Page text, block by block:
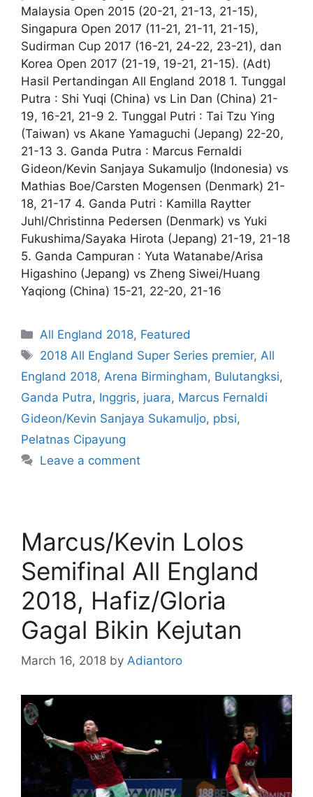
Malaysia Open 2015 (20-21, 21-13, 21-15),
Singapura Open 2017 (11-21, 21-11, 21-15),
Sudirman Cup 2017 (16-21, 24-22, 23-21), dan
Korea Open 2017 (21-19, 19-21, 21-15). (Adt)
Hasil Pertandingan All England 2018 1. Tunggal
Putra : Shi Yuqi (China) vs Lin Dan (China) 21-
19, 16-21, 21-9 2. Tunggal Putri : Tai Tzu Ying
(Taiwan) vs Akane Yamaguchi (Jepang) 22-20,
21-13 3. Ganda Putra : Marcus Fernaldi
Gideon/Kevin Sanjaya Sukamuljo (Indonesia) vs
Mathias Boe/Carsten Mogensen (Denmark) 21-
18, 21-17 4. Ganda Putri : Kamilla Raytter
Juhl/Christinna Pedersen (Denmark) vs Yuki
Fukushima/Sayaka Hirota (Jepang) 21-19, 21-18
5. Ganda Campuran : Yuta Watanabe/Arisa
Higashino (Jepang) vs Zheng Siwei/Huang
Yaqiong (China) 15-21, 22-20, 21-16
All England 2018, Featured
2018 All England Super Series premier, All
England 2018, Arena Birmingham, Bulutangksi,
Ganda Putra, Inggris, juara, Marcus Fernaldi
Gideon/Kevin Sanjaya Sukamuljo, pbsi,
Pelatnas Cipayung
Leave a comment
Marcus/Kevin Lolos
Semifinal All England
2018, Hafiz/Gloria
Gagal Bikin Kejutan
March 16, 2018 by Adiantoro